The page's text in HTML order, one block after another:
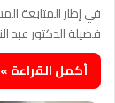
في إطار المتابعة
فضيلة الدكتور عبد
أكمل القراءة »